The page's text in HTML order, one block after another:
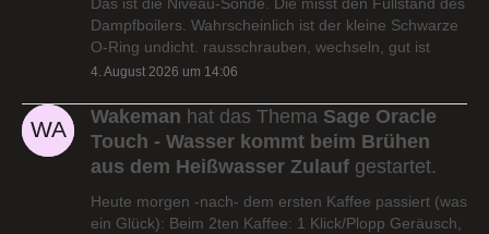
Dampfboilers. Wahrscheinlich ist der kleine Schwarze
O-Ring undicht. rausschrauben, wechseln, gut ist
4. August 2026 um 14:06
Wakeman hat das Thema Sage Oracle
Touch - Wasser kommt beim Brühen
aus dem Heißwasser Zulauf gestartet.
Heute morgen -nach- dem ersten Kaffee passiert (was
ein Glück): Beim 2ten Kaffee: 1 Klick/Plopp Geräusch,